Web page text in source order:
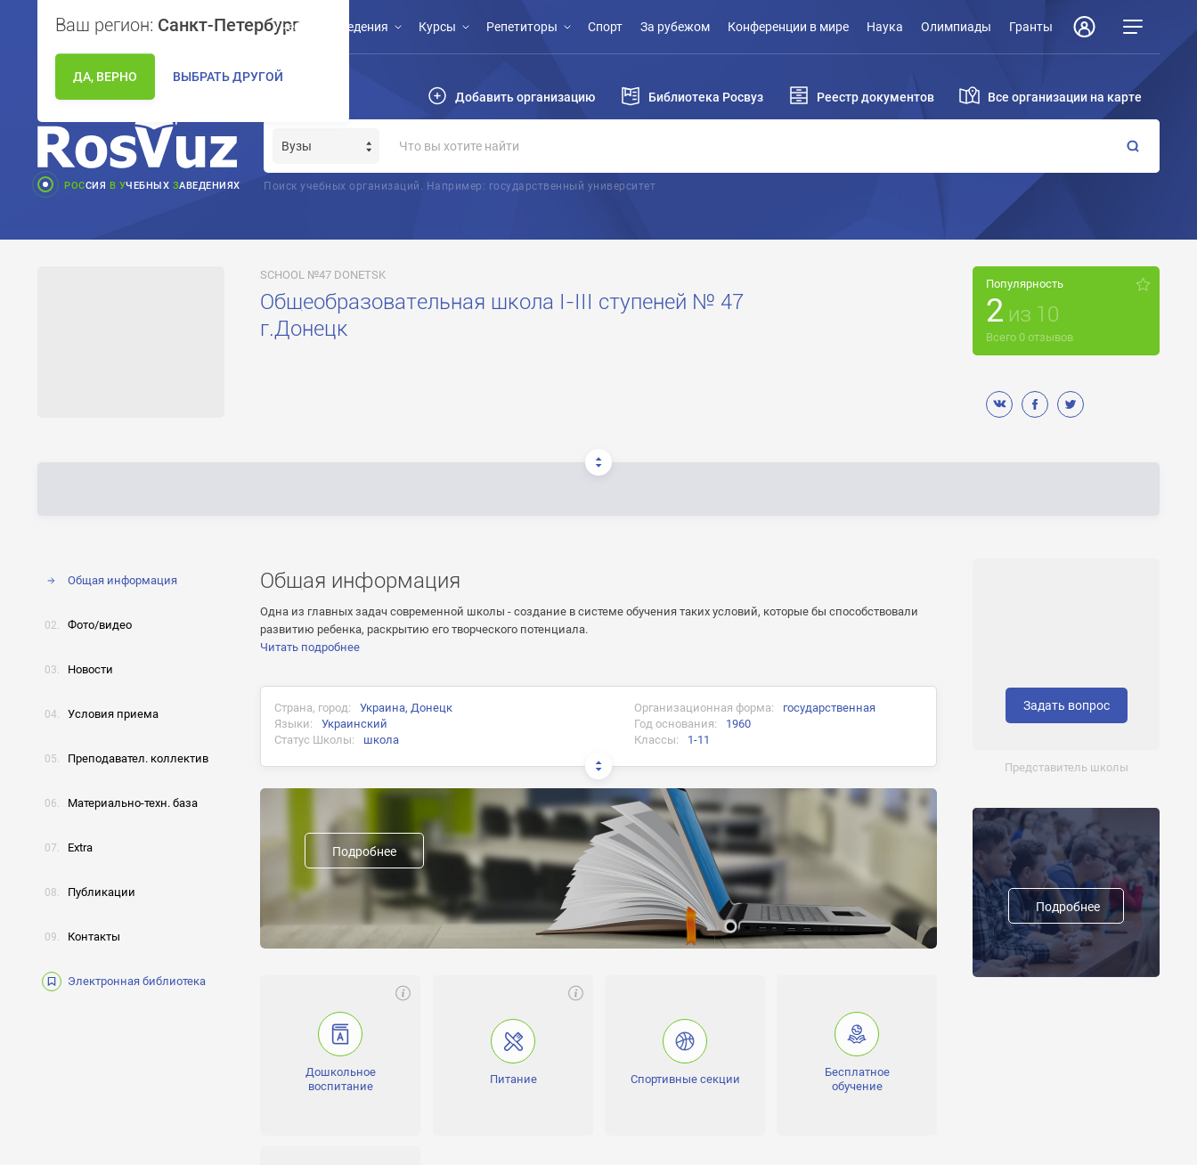
Ваш регион: Санкт-Петербург
ДА, ВЕРНО ВЫБРАТЬ ДРУГОЙ
Учебные заведения Курсы Репетиторы Спорт За рубежом Конференции в мире Наука Олимпиады Гранты
Добавить организацию Библиотека Росвуз Реестр документов Все организации на карте
РОССИЯ В УЧЕБНЫХ ЗАВЕДЕНИЯХ Поиск учебных организаций. Например: государственный университет
SCHOOL №47 DONETSK
Общеобразовательная школа I-III ступеней № 47
г.Донецк
Популярность
2 из 10
Всего 0 отзывов
Общая информация
Фото/видео
Новости
Условия приема
Преподавател. коллектив
Материально-техн. база
Extra
Публикации
Контакты
Электронная библиотека
Общая информация
Одна из главных задач современной школы - создание в системе обучения таких условий, которые бы способствовали
развитию ребенка, раскрытию его творческого потенциала.
Читать подробнее
Страна, город: Украина, Донецк Организационная форма:
государственная
Языки:
Украинский Год основания:
1960
Статус Школы:
школа Классы: 1-11
Документ об окончании:
Аттестат о полном среднем образовании
Предыдущие названия:
Форма обучения:
дневное, вечернее
Направление школы:
Средняя общеобразовательная школа
Олимпиада по украинскому языку и литературе - 1место: 7 класс - Стрижко М., 8 класс - Громко Е., 9 класс - Шевченко
Б., 10 класс - Ладик А., Олимпиада по биологии - 1место: 8 класс - Витушинський Д., 9 щелк - Шевченко П.,
Олимпиада по математике - 1место: 6 класс - Мунтян И., 7 класс - Стрижко М., 8 класс - Денисенко Д., Олимпиада по
химии - 1место: 8 класс - Ткаченко Н., 9 класс - Шевченко П., 10 класс - Ладик А., Олимпиада по физике - 1место: 7
класс - Словно Г., 9 класс - Шевченко П., 10 класс - Ладик А.
Подробнее
Дошкольное
воспитание
Питание Спортивные секции
Бесплатное
обучение
Задать вопрос
Представитель школы
Подробнее